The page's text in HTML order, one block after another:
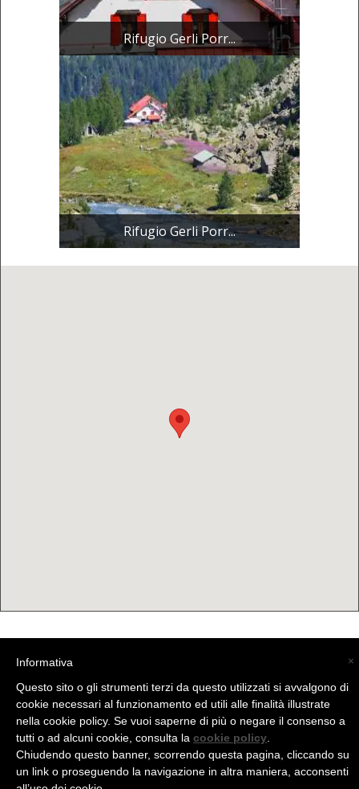
Rifugio Gerli Porr...
Rifugio Gerli Porr...
(C) La Valtellina - info@la-valtellina.com - ×
Informativa
Questo sito o gli strumenti terzi da questo utilizzati si avvalgono di
cookie necessari al funzionamento ed utili alle finalità illustrate
nella cookie policy. Se vuoi saperne di più o negare il consenso a
tutti o ad alcuni cookie, consulta la cookie policy
Chiudendo questo banner, scorrendo questa pagina, cliccando su
un link o proseguendo la navigazione in altra maniera, acconsenti